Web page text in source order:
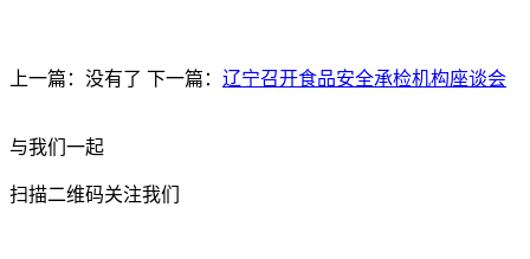
上一篇：没有了 下一篇： 辽宁召开食品安全承检机构座谈会
与我们一起
扫描二维码关注我们